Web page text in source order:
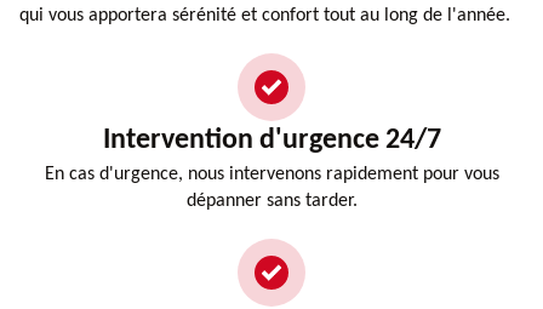
qui vous apportera sérénité et confort tout au long de l'année.
Intervention d'urgence 24/7
En cas d'urgence, nous intervenons rapidement pour vous
dépanner sans tarder.